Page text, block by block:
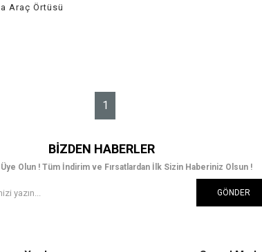
Araç Örtüsü
1
BIZDEN HABERLER
Olun ! Tüm İndirim ve Fırsatlardan İlk Sizin Haberiniz Olsun !
GÖNDER